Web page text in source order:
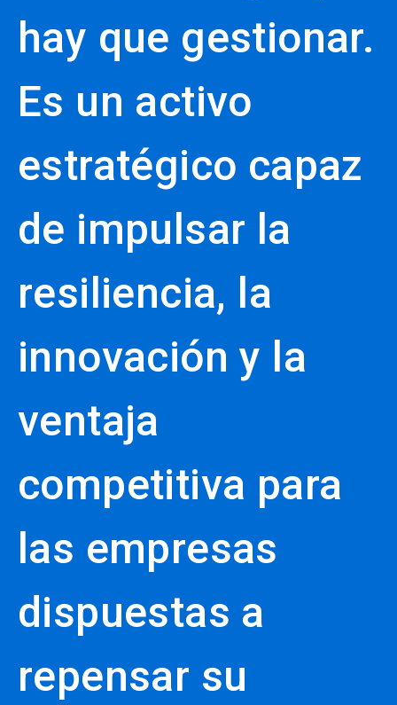
hay que gestionar.
Es un activo
estratégico capaz
de impulsar la
resiliencia, la
innovación y la
ventaja
competitiva para
las empresas
dispuestas a
repensar su